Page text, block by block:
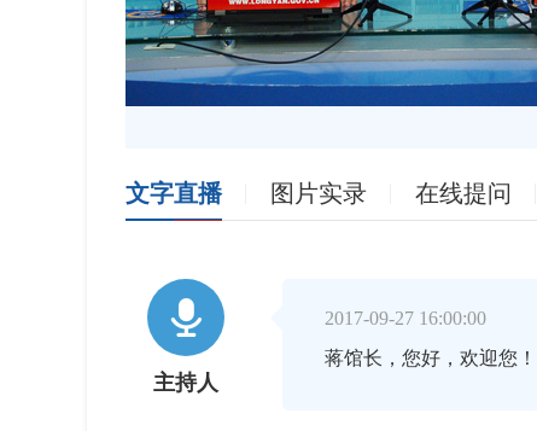
文字直播 图片实录 在线提问

主持人
2017-09-27 16:00:00
蒋馆长，您好，欢迎您！